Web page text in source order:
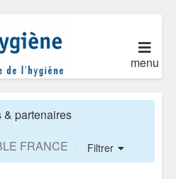
menu
& partenaires
FRANCE
Filtrer